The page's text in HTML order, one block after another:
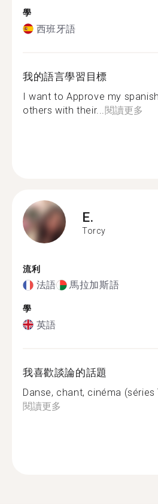
學
西班牙語
我的語言學習目標
I want to Approve my
others with their... 閱讀更多
E.
Torcy
流利
法語 馬拉加斯語
學
英語
我喜歡談論的話題
Danse, chant, cinéma (séries
閱讀更多